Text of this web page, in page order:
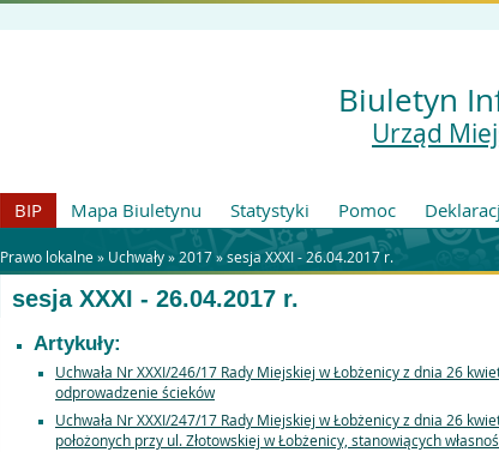
Biuletyn
Urząd
BIP Mapa Biuletynu Statystyki Pomoc
Prawo lokalne » Uchwały» 2017»sesja XXXI - 26.04.2017 r.
sesja XXXI - 26.04.2017 r.
Artykuły:
Uchwała Nr XXXI/246/17 Rady Miejskiej w Łobżenicy z dnia 26
odprowadzenie ścieków
Uchwała Nr XXXI/247/17 Rady Miejskiej w Łobżenicy z dnia 26
położonych przy ul. Złotowskiej w Łobżenicy, stanowiących